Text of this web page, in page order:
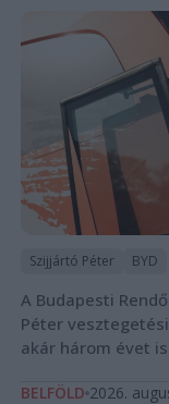
Szijjártó Péter BYD
A Budapesti
Péter
akár három évet
BELFÖLD 2026.